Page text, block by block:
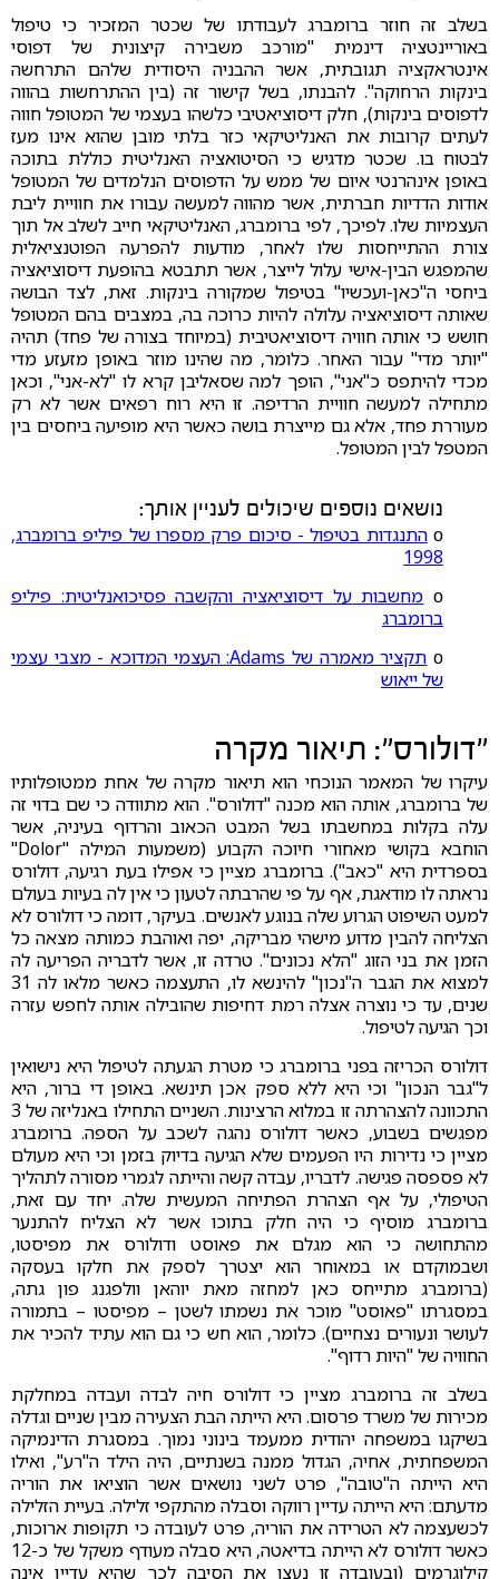
בשלב זה חוזר ברומברג לעבודתו של שכטר המזכיר כי טיפול
באוריינטציה דינמית "מורכב משבירה קיצונית של דפוסי
אינטראקציה תגובתית, אשר ההבניה היסודית שלהם התרחשה
בינקות הרחוקה". להבנתו, בשל קישור זה (בין ההתרחשות בהווה
לדפוסים בינקות), חלק דיסוציאטיבי כלשהו בעצמי של המטופל חווה
לעתים קרובות את האנליטיקאי כזר בלתי מובן שהוא אינו מעז
לבטוח בו. שכטר מדגיש כי הסיטואציה האנליטית כוללת בתוכה
באופן אינהרנטי איום של ממש על הדפוסים הנלמדים של המטופל
אודות הדדיות חברתית, אשר מהווה למעשה עבורו את חוויית ליבת
העצמיות שלו. לפיכך, לפי ברומברג, האנליטיקאי חייב לשלב אל תוך
צורת ההתייחסות שלו לאחר, מודעות להפרעה הפוטנציאלית
שהמפגש הבין-אישי עלול לייצר, אשר תתבטא בהופעת דיסוציאציה
ביחסי ה"כאן-ועכשיו" בטיפול שמקורה בינקות. זאת, לצד הבושה
שאותה דיסוציאציה עלולה להיות כרוכה בה, במצבים בהם המטופל
חושש כי אותה חוויה דיסוציאטיבית (במיוחד בצורה של פחד) תהיה
"יותר מדי" עבור האחר. כלומר, מה שהינו מוזר באופן מזעזע מדי
מכדי להיתפס כ"אני", הופך למה שסאליבן קרא לו "לא-אני", וכאן
מתחילה למעשה חוויית הרדיפה. זו היא רוח רפאים אשר לא רק
מעוררת פחד, אלא גם מייצרת בושה כאשר היא מופיעה ביחסים בין
המטפל לבין המטופל.
נושאים נוספים שיכולים לעניין אותך:
ο התנגדות בטיפול - סיכום פרק מספרו של פיליפ ברומברג,
1998
ο מחשבות על דיסוציאציה והקשבה פסיכואנליטית: פיליפ
ברומברג
ο
תקציר מאמרה של Adams: העצמי המדוכא - מצבי עצמי
של ייאוש
"דולורס": תיאור מקרה
עיקרו של המאמר הנוכחי הוא תיאור מקרה של אחת ממטופלותיו
של ברומברג, אותה הוא מכנה "דולורס". הוא מתוודה כי שם בדוי זה
עלה בקלות במחשבתו בשל המבט הכאוב והרדוף בעיניה, אשר
הוחבא בקושי מאחורי חיוכה הקבוע (משמעות המילה "Dolor"
בספרדית היא "כאב"). ברומברג מציין כי אפילו בעת רגיעה, דולורס
נראתה לו מודאגת, אף על פי שהרבתה לטעון כי אין לה בעיות בעולם
למעט השיפוט הגרוע שלה בנוגע לאנשים. בעיקר, דומה כי דולורס לא
הצליחה להבין מדוע מישהי מבריקה, יפה ואוהבת כמותה מצאה כל
הזמן את בני הזוג "הלא נכונים". טרדה זו, אשר לדבריה הפריעה לה
למצוא את הגבר ה"נכון" להינשא לו, התעצמה כאשר מלאו לה 31
שנים, עד כי נוצרה אצלה רמת דחיפות שהובילה אותה לחפש עזרה
וכך הגיעה לטיפול.
דולורס הכריזה בפני ברומברג כי מטרת הגעתה לטיפול היא נישואין
ל"גבר הנכון" וכי היא ללא ספק אכן תינשא. באופן די ברור, היא
התכוונה להצהרתה זו במלוא הרצינות. השניים התחילו באנליזה של 3
מפגשים בשבוע, כאשר דולורס נהגה לשכב על הספה. ברומברג
מציין כי נדירות היו הפעמים שלא הגיעה בדיוק בזמן וכי היא מעולם
לא פספסה פגישה. לדבריו, עבדה קשה והייתה לגמרי מסורה לתהליך
הטיפולי, על אף הצהרת הפתיחה המעשית שלה. יחד עם זאת,
ברומברג מוסיף כי היה חלק בתוכו אשר לא הצליח להתנער
מהתחושה כי הוא מגלם את פאוסט ודולורס את מפיסטו,
ושבמוקדם או במאוחר הוא יצטרך לספק את חלקו בעסקה
(ברומברג מתייחס כאן למחזה מאת יוהאן וולפגנג פון גתה,
במסגרתו "פאוסט" מוכר את נשמתו לשטן – מפיסטו – בתמורה
לעושר ונעורים נצחיים). כלומר, הוא חש כי גם הוא עתיד להכיר את
החוויה של "היות רדוף".
בשלב זה ברומברג מציין כי דולורס חיה לבדה ועבדה במחלקת
מכירות של משרד פרסום. היא הייתה הבת הצעירה מבין שניים וגדלה
בשיקגו במשפחה יהודית ממעמד בינוני נמוך. במסגרת הדינמיקה
המשפחתית, אחיה, הגדול ממנה בשנתיים, היה הילד ה"רע", ואילו
היא הייתה ה"טובה", פרט לשני נושאים אשר הוציאו את הוריה
מדעתם: היא הייתה עדיין רווקה וסבלה מהתקפי זלילה. בעיית הזלילה
לכשעצמה לא הטרידה את הוריה, פרט לעובדה כי תקופות ארוכות,
כאשר דולורס לא הייתה בדיאטה, היא סבלה מעודף משקל של כ-12
קילוגרמים (ובעובדה זו נעצו את הסיבה לכך שהיא עדיין אינה